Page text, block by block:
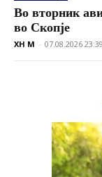
Во вторник
во Скопје
XH M - 07.08.2026 23:39